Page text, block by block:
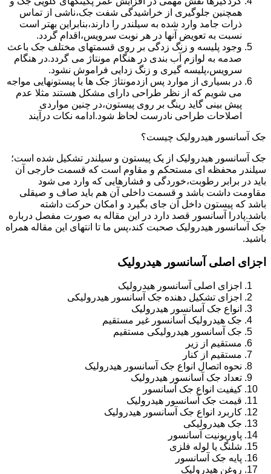
همچنین جلوگیری از خراشیدگی شفت جک،ناشی از تماس
ذرات جامد وارد شده به سیلندر را دارند،بنابراین بهتر است
نسبت به تعویض آنها در هر نوبت سرویس،اقدام گردد.
وجود پلیسه و زنگ زدگی بر روی قسمتهای مختلف جک باعث
صدمه به لوازم آب بندی در هنگام مونتاژ می گردد.در هنگام
سرویس،پلیسه گیری و زنگ زدایی فراموش نشود.
در بسیاری از موارد پس ازدمونتاژ جک ها با پیستونهایی مواجه
می شویم که از نظر طراحی دارای مشکل هستند مثلا عدم
پیش بینی گاید رینگ بر روی پیستون،در چنین مواردی
اصلاحات طراحی نادرست لحاظ شود.ادامه نکات درآیند
جک آسانسور هیدرولیک چیست؟
جک آسانسور هیدرولیک از یک پیستون و سیلندر تشکیل شده است؛
سیلندر محفظه ای مستحکم و مقاوم است که قسمت خارجی آن
باید در برابر رطوبت،خوردگی و فشارهایی که وارد می شود
مقاومت داشت باشد و قسمت داخلی آن هم باید صاف و صیقلی
باشد که پیستون داخل آن جای بگیرد و امکان حرکت داشته
باشد.پادرا آسانسور قصد دارد در این مقاله به صورت مفصل درباره
جک آسانسور هیدرولیک صحبت کند،پس ما تا انتهای این مقاله همراه
باشید.
اجزای اصلی آسانسور هیدرولیک
اجزای اصلی آسانسور هیدرولیک
اجزای تشکیل دهنده جک آسانسور هیدرولیکی
انواع جک آسانسور هیدرولیک
جک هیدرولیک آسانسور غیر مستقیم
جک آسانسور هیدرولیکی مستقیم
مستقیم از زیر
مستقیم از کنار
نحوه اتصال انواع جک آسانسور هیدرولیک
تعداد جک آسانسور هیدرولیک
کیفیت انواع جک آسانسور
قیمت جک آسانسور هیدرولیک
کاربرد انواع جک آسانسور هیدرولیک
جک هیدرولیکی
پاوریونیت آسانسور
شلنگ یا لوله فلزی
پایه جک آسانسور
روغن هیدرولیک